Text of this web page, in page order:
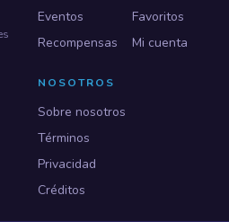
Eventos
Favoritos
Recompensas
Mi cuenta
NOSOTROS
Sobre nosotros
Términos
Privacidad
Créditos